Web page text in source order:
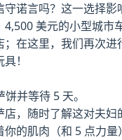
守诺言吗？这一选择影
4,500 美元的小型城市
在这里，我们再次进
！
并等待 5 天。
店，随时了解这对夫妇
你的肌肉（和 5 点力